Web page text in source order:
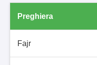
Preghiera
Fajr